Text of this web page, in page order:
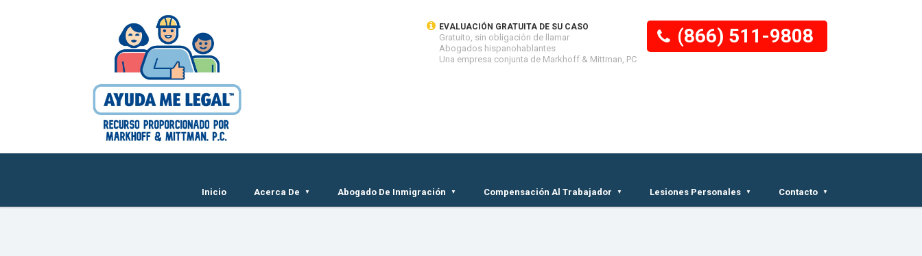
EVALUACIÓN GRATUITA DE SU CASO
Gratuito, sin obligación de llamar
Abogados hispanohablantes
Una empresa conjunta de Markhoff & Mittman, PC
(866) 511-9808
Inicio Acerca De Abogado De Inmigración Compensación Al Trabajador Lesiones Personales Contacto